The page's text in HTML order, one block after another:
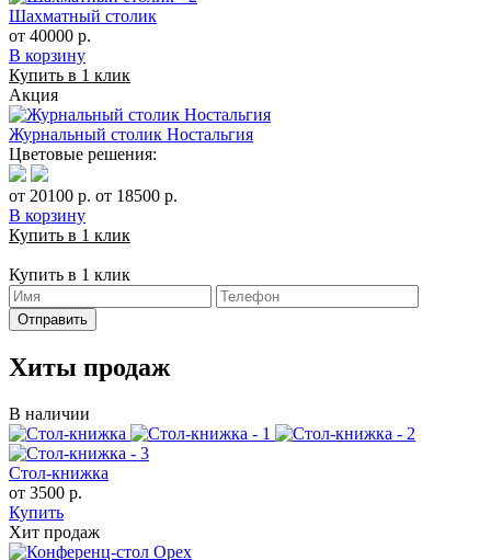
Шахматный столик
от 40000 р.
В корзину
Купить в 1 клик
Акция
Журнальный столик Ностальгия
Цветовые решения:
от 20100 р. от 18500 р.
В корзину
Купить в 1 клик
Купить в 1 клик
Отправить
Хиты продаж
В наличии
Стол-книжка
от 3500 р.
Купить
Хит продаж